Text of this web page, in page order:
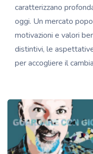
caratterizzano
oggi. Un mercato
motivazioni e valori
distintivi, le
per accogliere il